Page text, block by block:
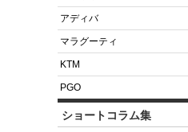
アディバ
マラグーティ
KTM
PGO
ショートコラム集